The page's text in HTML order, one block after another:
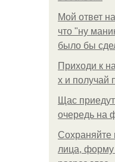
Мой ответ
что "ну
было бы
Приходи к
х и получай
Щас
очередь на
Сохраняйте
лица, форму